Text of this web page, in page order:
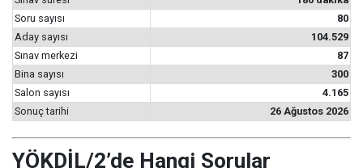
Soru sayısı
80
Aday sayısı
104.529
Sınav merkezi
87
Bina sayısı
300
Salon sayısı
4.165
Sonuç tarihi
26 Ağustos 2026
YÖKDİL/2’de Hangi Sorular